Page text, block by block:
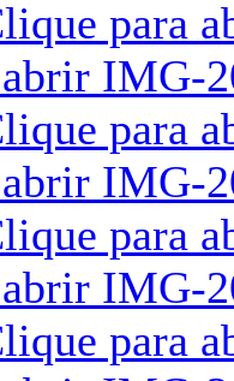
para
para
para
para